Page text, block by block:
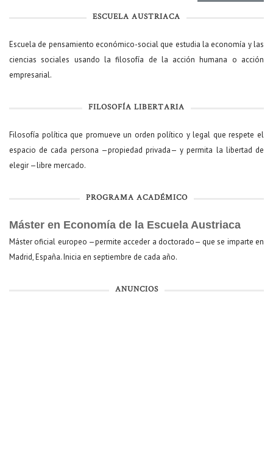
ESCUELA AUSTRIACA
Escuela de pensamiento económico-social que estudia la economía y las
ciencias sociales usando la filosofía de la acción humana o acción
empresarial.
FILOSOFÍA LIBERTARIA
Filosofía política que promueve un orden político y legal que respete el
espacio de cada persona —propiedad privada— y permita la libertad de
elegir —libre mercado.
PROGRAMA ACADÉMICO
Máster en Economía de la Escuela Austriaca
Máster oficial europeo —permite acceder a doctorado— que se imparte en
Madrid, España. Inicia en septiembre de cada año.
ANUNCIOS